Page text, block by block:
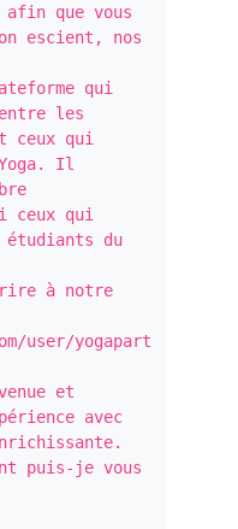
afin que vous
escient, nos
qui
les
ceux qui
Il
ceux qui
étudiants du
à notre
user/yogapart
et
avec
puis-je vous